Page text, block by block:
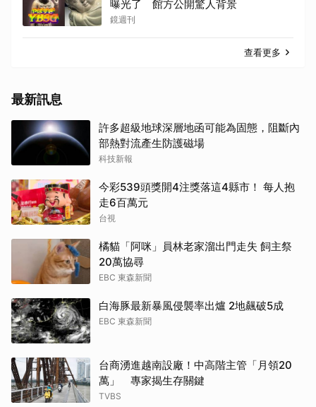
曝光了 館方公開驚人背景
鏡週刊
查看更多
最新訊息
許多超級地球深層地函可能為固態，阻斷內
部熱對流產生防護磁場
科技新報
今彩539頭獎開4注獎落這4縣市！ 每人抱
走6百萬元
台視
橘貓「阿咪」員林老家溜出門走失 飼主祭
20萬協尋
EBC 東森新聞
白海豚最新暴風侵襲率出爐 2地飆破5成
EBC 東森新聞
台商湧進越南設廠！中高階主管「月領20
萬」 專家揭生存關鍵
TVBS